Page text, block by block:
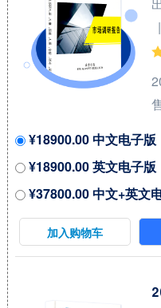
¥18900.00 中文电子版
¥18900.00 英文电子版
¥37800.00 中文+英文
加入购物车